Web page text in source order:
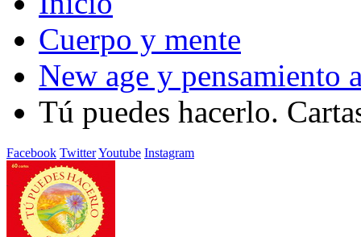
Cuerpo y mente
New age y pensamiento
Tú puedes hacerlo.
Facebook TwitterYoutube Instagram